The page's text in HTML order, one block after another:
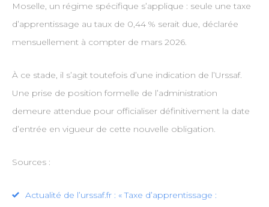
Moselle, un régime spécifique s’applique : seule une taxe
d’apprentissage au taux de 0,44 % serait due, déclarée
mensuellement à compter de mars 2026.
À ce stade, il s’agit toutefois d’une indication de l’Urssaf.
Une prise de position formelle de l’administration
demeure attendue pour officialiser définitivement la date
d’entrée en vigueur de cette nouvelle obligation.
Sources :
Actualité de l’urssaf.fr : « Taxe d’apprentissage :